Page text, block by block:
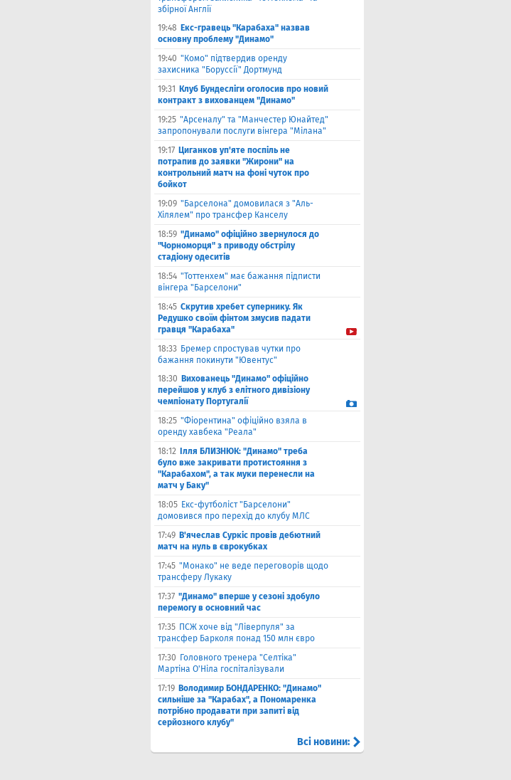
збірної Англії
19:48 Екс-гравець "Карабаха" назвав
основну проблему "Динамо"
19:40 "Комо" підтвердив оренду
захисника "Боруссії" Дортмунд
19:31
Клуб Бундесліги оголосив про новий
контракт з вихованцем "Динамо"
19:25 "Арсеналу" та "Манчестер Юнайтед"
запропонували послуги вінгера "Мілана"
19:17 Циганков уп'яте поспіль не
потрапив до заявки "Жирони" на
контрольний матч на фоні чуток про
бойкот
19:09 "Барселона" домовилася з "Аль-
Хілялем" про трансфер Канселу
18:59 "Динамо" офіційно звернулося до
"Чорноморця" з приводу обстрілу
стадіону одеситів
18:54 "Тоттенхем" має бажання підписти
вінгера "Барселони"
18:45 Скрутив хребет супернику. Як
Редушко своїм фінтом змусив падати
гравця "Карабаха"
18:33 Бремер спростував чутки про
бажання покинути "Ювентус"
18:30 Вихованець "Динамо" офіційно
перейшов у клуб з елітного дивізіону
чемпіонату Португалії
18:25 "Фіорентина" офіційно взяла в
оренду хавбека "Реала"
18:12
Ілля БЛИЗНЮК: "Динамо" треба
було вже закривати протистояння з
"Карабахом", а так муки перенесли на
матч у Баку"
18:05 Екс-футболіст "Барселони"
домовився про перехід до клубу МЛС
17:49 В'ячеслав Суркіс провів дебютний
матч на нуль в єврокубках
17:45 "Монако" не веде переговорів щодо
трансферу Лукаку
17:37 "Динамо" вперше у сезоні здобуло
перемогу в основний час
17:35 ПСЖ хоче від "Ліверпуля" за
трансфер Барколя понад 150 млн євро
17:30 Головного тренера "Селтіка"
Мартіна О'Ніла госпіталізували
17:19 Володимир БОНДАРЕНКО: "Динамо"
сильніше за "Карабах", а Пономаренка
потрібно продавати при запиті від
серйозного клубу"
Всі новини: